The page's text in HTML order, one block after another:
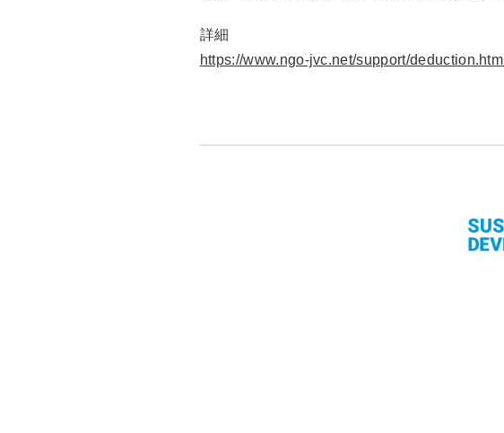
詳細
https://www.ngo-jvc.net/support/deduction.html